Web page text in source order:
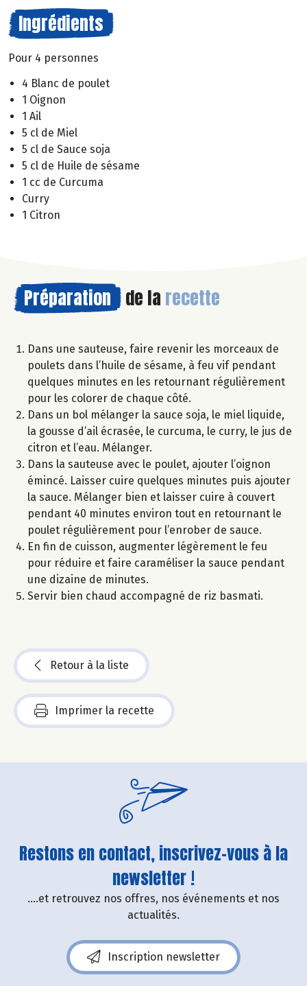
Ingrédients
Pour 4 personnes
4 Blanc de poulet
1 Oignon
1 Ail
5 cl de Miel
5 cl de Sauce soja
5 cl de Huile de sésame
1 cc de Curcuma
Curry
1 Citron
Préparation de la recette
Dans une sauteuse, faire revenir les morceaux de
poulets dans l’huile de sésame, à feu vif pendant
quelques minutes en les retournant régulièrement
pour les colorer de chaque côté.
Dans un bol mélanger la sauce soja, le miel liquide,
la gousse d’ail écrasée, le curcuma, le curry, le jus de
citron et l’eau. Mélanger.
Dans la sauteuse avec le poulet, ajouter l’oignon
émincé. Laisser cuire quelques minutes puis ajouter
la sauce. Mélanger bien et laisser cuire à couvert
pendant 40 minutes environ tout en retournant le
poulet régulièrement pour l’enrober de sauce.
En fin de cuisson, augmenter légèrement le feu
pour réduire et faire caraméliser la sauce pendant
une dizaine de minutes.
Servir bien chaud accompagné de riz basmati.
Retour à la liste
Imprimer la recette
Restons en contact, inscrivez-vous à la
newsletter !
....et retrouvez nos offres, nos événements et nos
actualités.
Inscription newsletter